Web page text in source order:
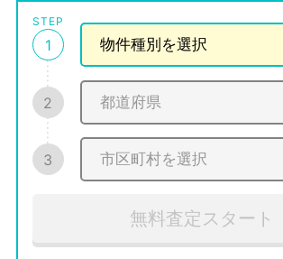
STEP
1
2
3
無料査定スタート